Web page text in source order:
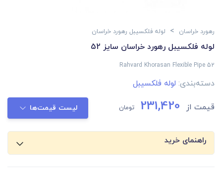
رهورد خراسان > لوله فلکسیبل رهورد خراسان
لوله فلکسیبل رهورد خراسان سایز 52
Rahvard Khorasan Flexible Pipe 52
دسته‌بندی: لوله فلکسیبل
قیمت از 231,420 تومان لیست قیمت‌ها
راهنمای خرید